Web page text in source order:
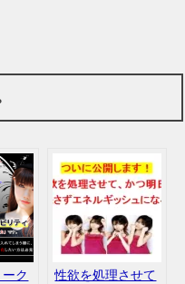
ク
性欲を処理させて